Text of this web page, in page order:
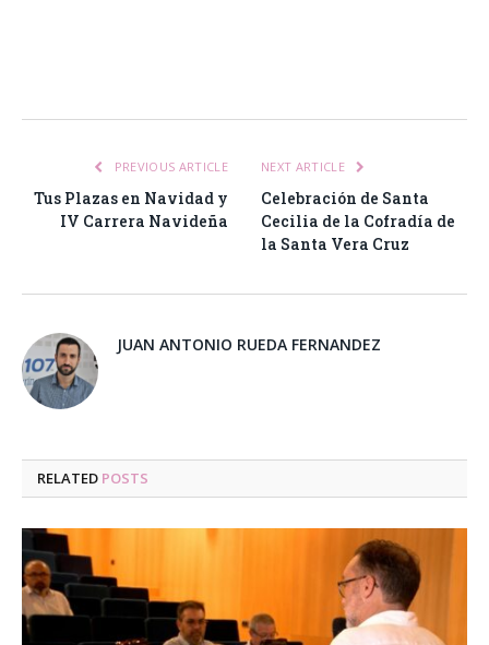
PREVIOUS ARTICLE
Tus Plazas en Navidad y
IV Carrera Navideña
NEXT ARTICLE
Celebración de Santa
Cecilia de la Cofradía de
la Santa Vera Cruz
JUAN ANTONIO RUEDA FERNANDEZ
RELATED POSTS